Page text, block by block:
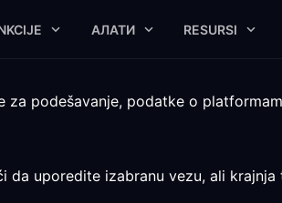
АЛАТИ RESURSI
podešavanje, podatke o
uporedite izabranu vezu, ali